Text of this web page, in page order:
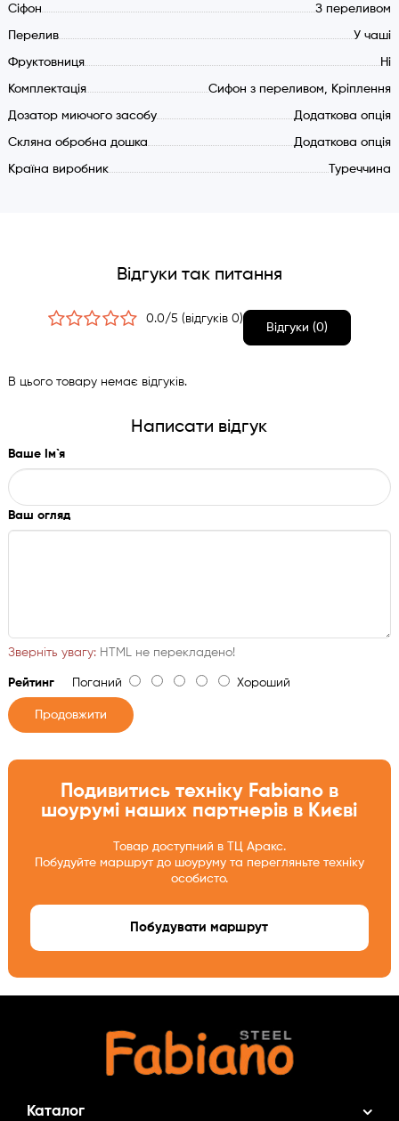
Cіфон З переливом
Перелив У чаші
Фруктовниця Ні
Комплектація Сифон з переливом, Кріплення
Дозатор миючого засобу Додаткова опція
Скляна обробна дошка Додаткова опція
Країна виробник Туреччина
Відгуки так питання
0.0/5 (відгуків 0)
Відгуки (0)
В цього товару немає відгуків.
Написати відгук
Ваше Ім`я
Ваш огляд
Зверніть увагу:HTML не перекладено!
РейтингПоганий Хороший
Продовжити
Подивитись техніку Fabiano в
шоурумі наших партнерів в Києві
Товар доступний в ТЦ Аракс.
Побудуйте маршрут до шоуруму та перегляньте техніку
особисто.
Побудувати маршрут
Каталог